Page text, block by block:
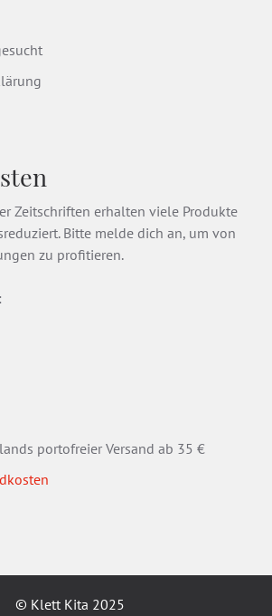
Zeitschriften erhalten viele Produkte
Bitte melde dich an, um von
zu profitieren.
portofreier Versand ab 35 €
© Klett Kita 2025